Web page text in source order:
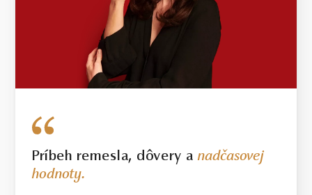
Príbeh remesla, dôvery anadčasovej
hodnoty.